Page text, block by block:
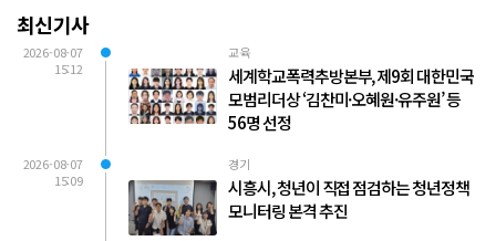
최신기사
2026-08-07
15:12
교육
세계학교폭력추방본부, 제9회 대한민국
모범리더상 ‘김찬미·오혜원·유주원’ 등
56명 선정
2026-08-07
15:09
경기
시흥시, 청년이 직접 점검하는 청년정책
모니터링 본격 추진